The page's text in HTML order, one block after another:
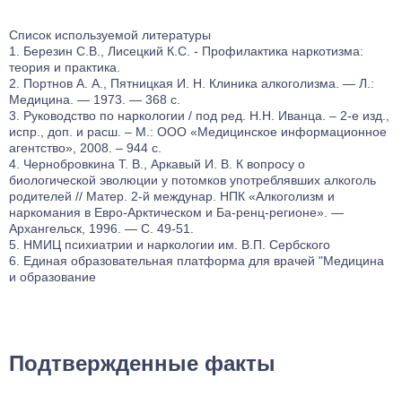
Список используемой литературы
Березин С.В., Лисецкий К.С. - Профилактика наркотизма:
теория и практика.
Портнов А. А., Пятницкая И. Н. Клиника алкоголизма. — Л.:
Медицина. — 1973. — 368 с.
Руководство по наркологии / под ред. Н.Н. Иванца. – 2-е изд.,
испр., доп. и расш. – М.: ООО «Медицинское информационное
агентство», 2008. – 944 с.
Чернобровкина Т. В., Аркавый И. В. К вопросу о
биологической эволюции у потомков употреблявших алкоголь
родителей // Матер. 2-й междунар. НПК «Алкоголизм и
наркомания в Евро-Арктическом и Ба-ренц-регионе». —
Архангельск, 1996. — С. 49-51.
НМИЦ психиатрии и наркологии им. В.П. Сербского
Единая образовательная платформа для врачей "Медицина
и образование
Подтвержденные факты